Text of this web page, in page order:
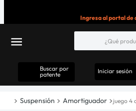
Ingresa al portal de
Buscar por
patente
Iniciar sesión
Suspensión Amortiguador juego 4